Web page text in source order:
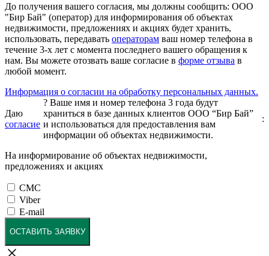
До получения вашего согласия, мы должны сообщить: ООО
"Бир Бай" (оператор) для информирования об объектах
недвижимости, предложениях и акциях будет хранить,
использовать, передавать операторам ваш номер телефона в
течение 3-х лет с момента последнего вашего обращения к
нам. Вы можете отозвать ваше согласие в форме отзыва в
любой момент.
Информация о согласии на обработку персональных данных.
Даю
согласие
? Ваше имя и номер телефона 3 года будут
храниться в базе данных клиентов ООО “Бир Бай”
и использоваться для предоставления вам
информации об объектах недвижимости.
:
На информирование об объектах недвижимости,
предложениях и акциях
СМС
Viber
E-mail
ОСТАВИТЬ ЗАЯВКУ